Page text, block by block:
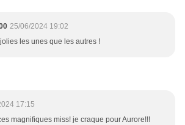
25/06/2024 19:02
les unes que les autres !
17:15
magnifiques miss! je craque pour Aurore!!!